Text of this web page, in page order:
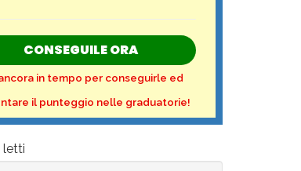
CONSEGUILE ORA
in tempo per conseguirle ed
il punteggio nelle graduatorie!
letti